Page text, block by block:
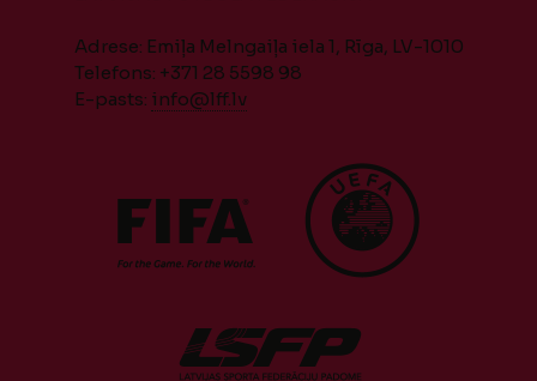
Adrese: Emiļa Melngaiļa iela 1, Rīga, LV-1010
Telefons: +371 28 5598 98
E-pasts: info@lff.lv